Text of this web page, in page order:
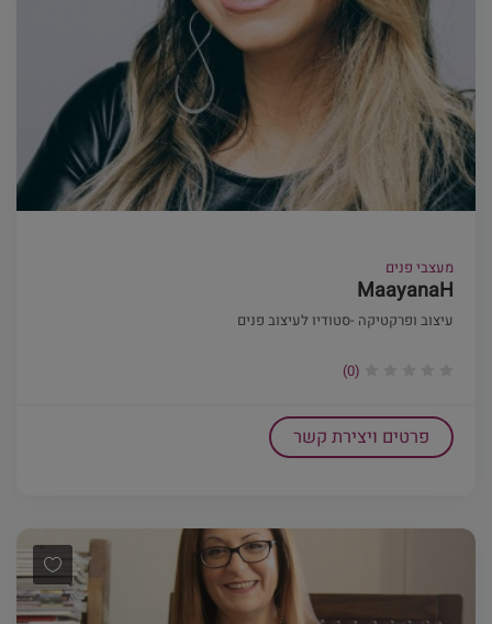
מעצבי פנים
MaayanaH
עיצוב ופרקטיקה -סטודיו לעיצוב פנים
(0)
פרטים ויצירת קשר